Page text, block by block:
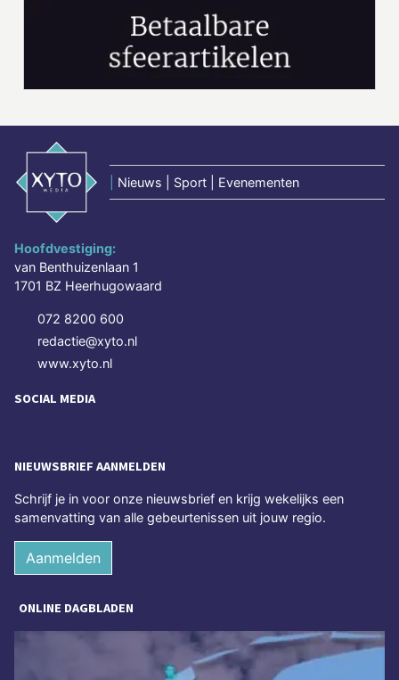
Nieuws | Sport | Evenementen
Hoofdvestiging:
van Benthuizenlaan 1
1701 BZ Heerhugowaard
072 8200 600
redactie@xyto.nl
www.xyto.nl
SOCIAL MEDIA
NIEUWSBRIEF AANMELDEN
Schrijf je in voor onze nieuwsbrief en krijg wekelijks een
samenvatting van alle gebeurtenissen uit jouw regio.
Aanmelden
ONLINE DAGBLADEN